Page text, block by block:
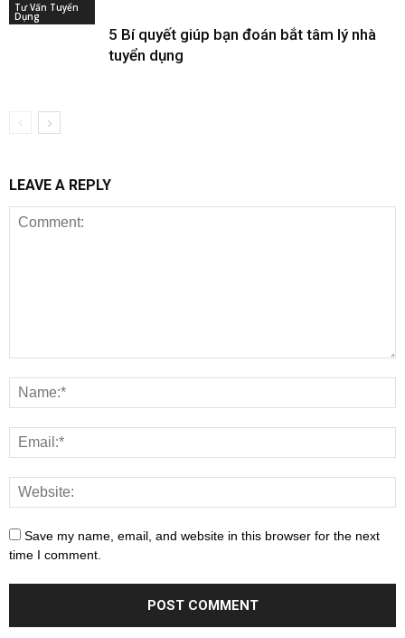
Tư Vấn Tuyển
Dụng
5 Bí quyết giúp bạn đoán bắt tâm lý nhà
tuyển dụng
LEAVE A REPLY
Save my name, email, and website in this browser for the next
time I comment.